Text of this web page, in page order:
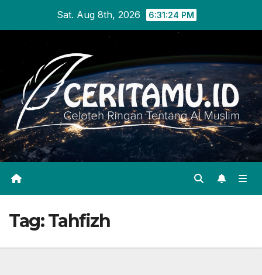
Sat. Aug 8th, 2026 6:31:25 PM
Tag:Tahfizh